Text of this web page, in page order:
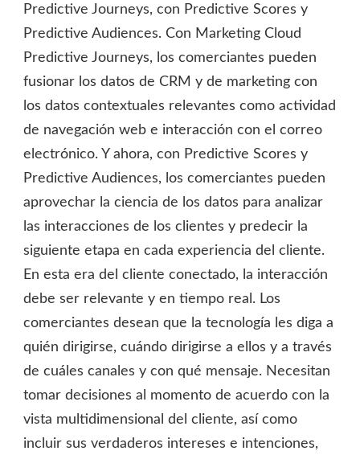
Predictive Journeys, con Predictive Scores y
Predictive Audiences. Con Marketing Cloud
Predictive Journeys, los comerciantes pueden
fusionar los datos de CRM y de marketing con
los datos contextuales relevantes como actividad
de navegación web e interacción con el correo
electrónico. Y ahora, con Predictive Scores y
Predictive Audiences, los comerciantes pueden
aprovechar la ciencia de los datos para analizar
las interacciones de los clientes y predecir la
siguiente etapa en cada experiencia del cliente.
En esta era del cliente conectado, la interacción
debe ser relevante y en tiempo real. Los
comerciantes desean que la tecnología les diga a
quién dirigirse, cuándo dirigirse a ellos y a través
de cuáles canales y con qué mensaje. Necesitan
tomar decisiones al momento de acuerdo con la
vista multidimensional del cliente, así como
incluir sus verdaderos intereses e intenciones,